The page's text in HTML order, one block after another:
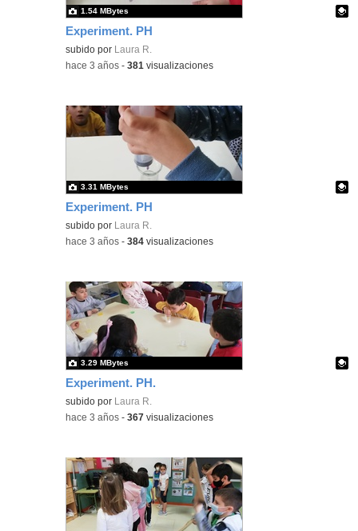
Experiment. PH
Contenido educativo.
subido por Laura R.
1.54 MBytes
-hace 3 años -381 visualizaciones
Experiment. PH
Contenido educativo.
subido por Laura R.
3.31 MBytes
-hace 3 años -384 visualizaciones
Experiment. PH.
Contenido educativo.
subido por Laura R.
3.29 MBytes
-hace 3 años -367 visualizaciones